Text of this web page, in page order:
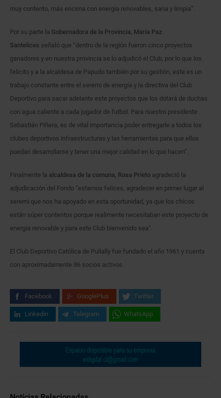
muy contento, más encima con energía renovables, sana y limpia”.
Por su parte la Gobernadora de la Provincia, María Paz
Santelices señaló que “dentro de la región fueron cinco proyectos
ganadores y en nuestra provincia se lo adjudicó el Club, por lo que los
felicito y a la alcaldesa de Papudo también por su gestión, este es un
trabajo constante entre el seremi de energía y la directiva del Club
Deportivo para sacar adelante este proyectos que los dotará de duchas
con agua caliente a cada jugador de futbol. Para nuestro presidente
Sebastián Piñera, es de vital importancia poder entregarle a todos los
clubes deportivos infraestructuras y las herramientas para que ellos
puedan desarrollarse y tener una mejor calidad en lo que hacen”.
Finalmente la alcaldesa de la comuna, Rosa Prieto agradeció la
adjudicación del Fondo “estamos felices, agradecer en primer lugar al
seremi que nos ha apoyado en esta oportunidad, ya que los chicos
están súper contentos porque realimente necesitaban este proyecto de
energía renovable y para este Club bienvenido sea”.
El Club Deportivo Católica de Pullally fue fundado el año 1961 y cuenta
con aproximadamente 86 socios activos.
Facebook GooglePlus Twitter
Linkedin Telegram WhatsApp